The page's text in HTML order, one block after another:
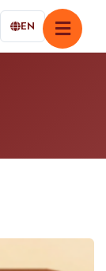
EN